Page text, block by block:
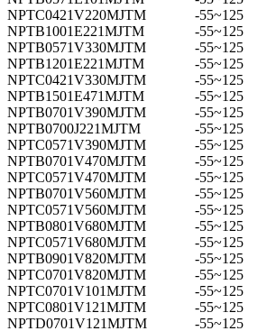
NPTC0421V220MJTM
-55~125
NPTB1001E221MJTM
-55~125
NPTB0571V330MJTM
-55~125
NPTB1201E221MJTM
-55~125
NPTC0421V330MJTM
-55~125
NPTB1501E471MJTM
-55~125
NPTB0701V390MJTM
-55~125
NPTB0700J221MJTM
-55~125
NPTC0571V390MJTM
-55~125
NPTB0701V470MJTM
-55~125
NPTC0571V470MJTM
-55~125
NPTB0701V560MJTM
-55~125
NPTC0571V560MJTM
-55~125
NPTB0801V680MJTM
-55~125
NPTC0571V680MJTM
-55~125
NPTB0901V820MJTM
-55~125
NPTC0701V820MJTM
-55~125
NPTC0701V101MJTM
-55~125
NPTC0801V121MJTM
-55~125
NPTD0701V121MJTM
-55~125